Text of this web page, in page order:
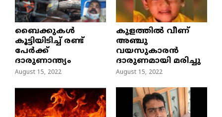
ബൈക്കുകൾ
കൂട്ടിയിടിച്ച് രണ്ട്
പേർക്ക്
ദാരുണാന്ത്യം
August 15, 2022
കുളത്തില്‍ വീണ്
അഞ്ചു
വയസുകാരന്‍
ദാരുണമായി മരിച്ചു
August 15, 2022